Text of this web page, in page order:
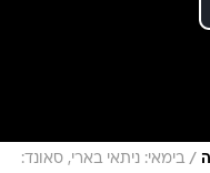
/ בימאי: ניתאי בארי, סאונד: